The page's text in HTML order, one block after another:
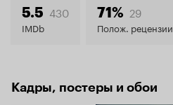
7.2
5.5 430
IMDb
71% 29
Полож. рецензии
Кадры, постеры и обои